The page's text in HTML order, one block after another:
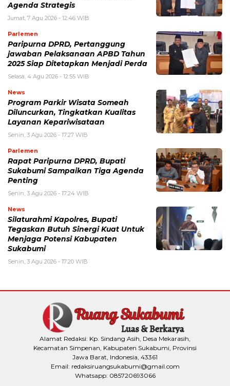
Agenda Strategis
Jumat, 7 Agu 2026 - 12:46 WIB
Parlemen
Paripurna DPRD, Pertanggung
jawaban Pelaksanaan APBD Tahun
2025 Siap Ditetapkan Menjadi Perda
Selasa, 4 Agu 2026 - 12:55 WIB
News
Program Parkir Wisata Someah
Diluncurkan, Tingkatkan Kualitas
Layanan Kepariwisataan
Senin, 3 Agu 2026 - 17:27 WIB
Parlemen
Rapat Paripurna DPRD, Bupati
Sukabumi Sampaikan Tiga Agenda
Penting
Senin, 3 Agu 2026 - 17:24 WIB
News
Silaturahmi Kapolres, Bupati
Tegaskan Butuh Sinergi Kuat Untuk
Menjaga Potensi Kabupaten
Sukabumi
Senin, 3 Agu 2026 - 17:20 WIB
Alamat Redaksi: Kp. Sindang Asih, Desa Mekarasih,
Kecamatan Simpenan, Kabupaten Sukabumi, Provinsi
Jawa Barat, Indonesia, 43361
Email: redaksiruangsukabumi@gmail.com
Whatsapp: 085720693066